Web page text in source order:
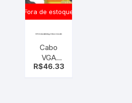
Fora de estoque
Cabo
VGA
femea
R$46.33